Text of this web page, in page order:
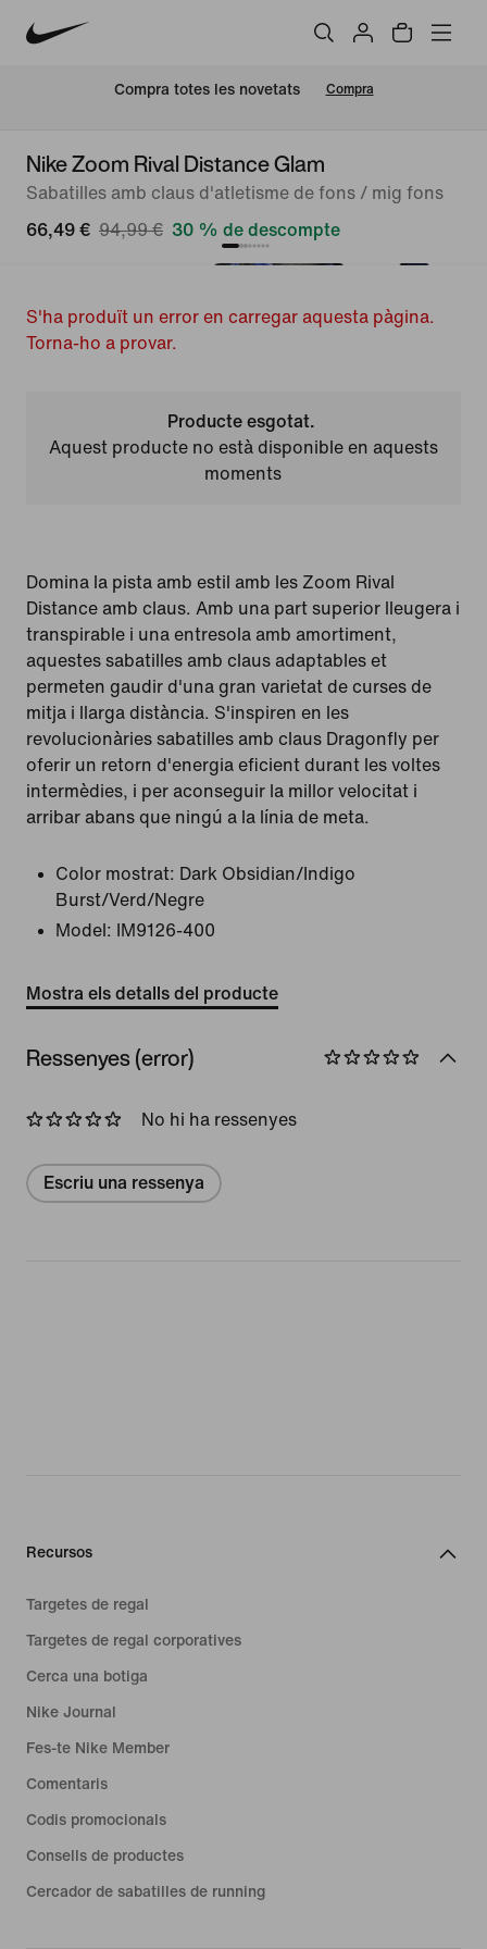
Compra totes les novetats Compra
Nike Zoom Rival Distance Glam
Sabatilles amb claus d'atletisme de fons / mig fons
66,49 € 94,99 € 30 % de descompte
S'ha produït un error en carregar aquesta pàgina.
Torna-ho a provar.
Producte esgotat.
Aquest producte no està disponible en aquests
moments
Domina la pista amb estil amb les Zoom Rival
Distance amb claus. Amb una part superior lleugera i
transpirable i una entresola amb amortiment,
aquestes sabatilles amb claus adaptables et
permeten gaudir d'una gran varietat de curses de
mitja i llarga distància. S'inspiren en les
revolucionàries sabatilles amb claus Dragonfly per
oferir un retorn d'energia eficient durant les voltes
intermèdies, i per aconseguir la millor velocitat i
arribar abans que ningú a la línia de meta.
Color mostrat: Dark Obsidian/Indigo
Burst/Verd/Negre
Model:
IM9126-400
Mostra els detalls del producte
Ressenyes (error)
No hi ha ressenyes
Escriu una ressenya
Recursos
Targetes de regal
Targetes de regal corporatives
Cerca una botiga
Nike Journal
Fes-te Nike Member
Comentaris
Codis promocionals
Consells de productes
Cercador de sabatilles de running